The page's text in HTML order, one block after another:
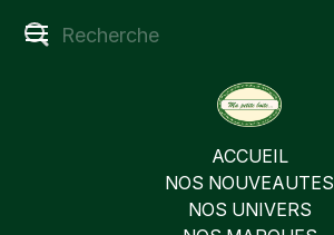
ACCUEIL
NOS NOUVEAUTES
NOS UNIVERS